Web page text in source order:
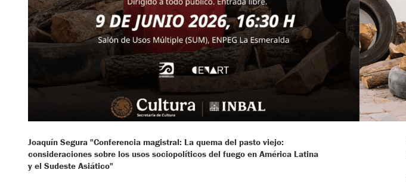
Joaquín Segura "Conferencia magistral: La quema del pasto viejo:
consideraciones sobre los usos sociopolíticos del fuego en América Latina
y el Sudeste Asiático"